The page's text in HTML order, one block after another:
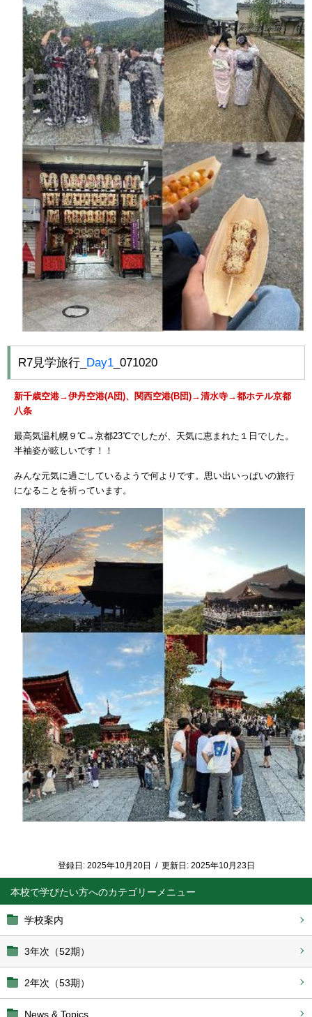
本校で学びたい方へ
学校案内
3年次（52期）
2年次（53期）
News & Topics
R7見学旅行_ Day1 _071020
新千歳空港→伊丹空港(A団)、関西空港(B団)→清水寺→都ホテル京都
八条
最高気温札幌９℃→京都23℃でしたが、天気に恵まれた１日でした。
半袖姿が眩しいです！！
みんな元気に過ごしているようで何よりです。思い出いっぱいの旅行
になることを祈っています。
登録日: 2025年10月20日 / 更新日: 2025年10月23日